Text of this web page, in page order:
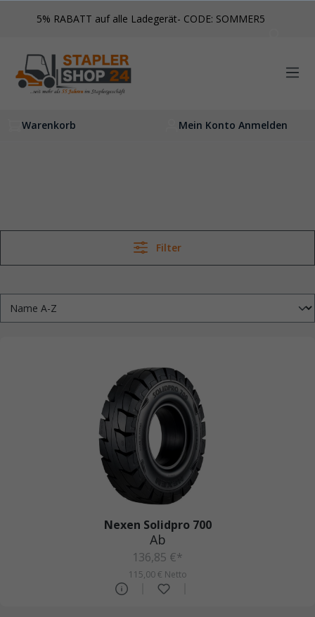
springen
5% RABATT auf alle Ladegerät- CODE: SOMMER5
Mein Konto Anmelden
Warenkorb
Filter
Nexen Solidpro 700
Ab
136,85 €*
115,00 € Netto